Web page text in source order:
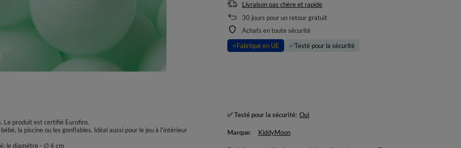
Livraison pas chère et rapide
30 jours pour un retour gratuit
Achats en toute sécurité
⭐Fabriqué en UE ✅Testé pour la sécurité
Le produit est certifié Eurofins.
la piscine ou les gonflables. Idéal aussi pour le jeu à l'intérieur
le diamètre - ∅ 6 cm
✅ Testé pour la sécurité Oui
Marque KiddyMoon